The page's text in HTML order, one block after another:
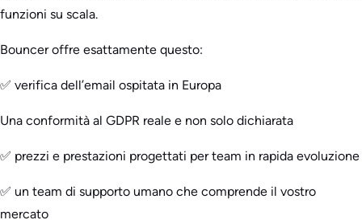
funzioni su scala.
Bouncer offre esattamente questo:
✅ verifica dell’email ospitata in Europa
Una conformità al GDPR reale e non solo dichiarata
✅ prezzi e prestazioni progettati per team in rapida evoluzione
✅ un team di supporto umano che comprende il vostro
mercato